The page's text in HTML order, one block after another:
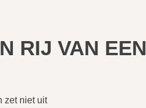
RIJ VAN EEN
zet niet uit